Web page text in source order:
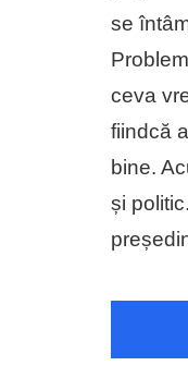
se
ceva
fiindcă
bine.
și